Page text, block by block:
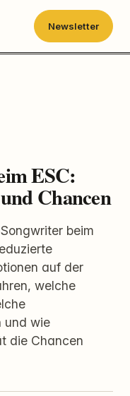
Newsletter
ESC:
Chancen
beim
auf der
welche
und wie
die Chancen